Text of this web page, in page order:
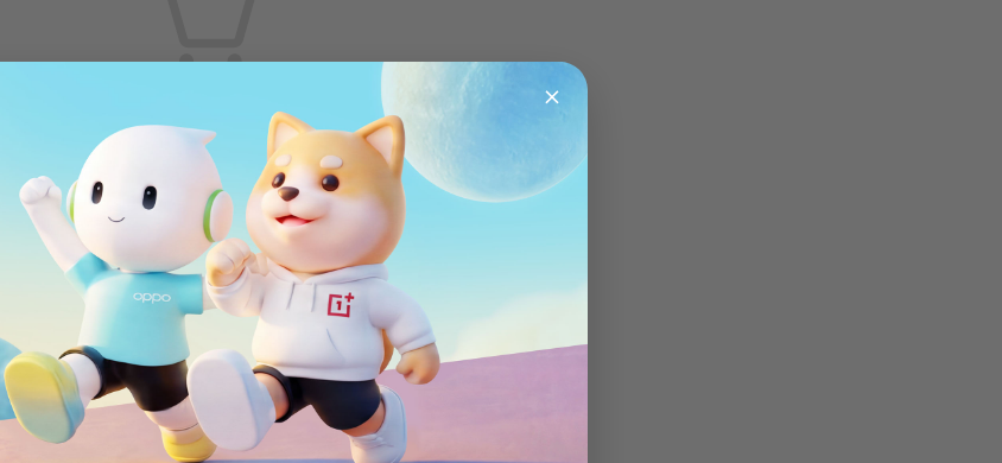
Su cesta de la compra está vacía
pero no tiene por qué estarlo.
Iniciar sesión Comprar